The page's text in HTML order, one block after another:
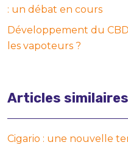
: un débat en cours
Développement du
les vapoteurs ?
Articles similaires
Cigario : une nouvelle